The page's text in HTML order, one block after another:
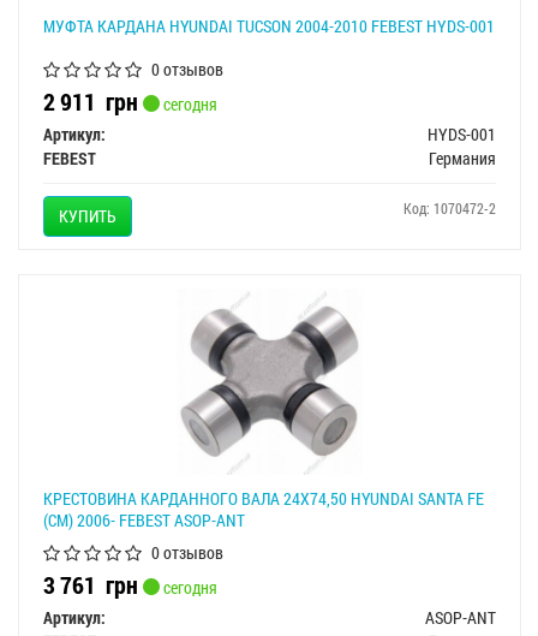
МУФТА КАРДАНА HYUNDAI TUCSON 2004-2010 FEBEST HYDS-001
0 отзывов
2 911 грн
сегодня
Артикул:
HYDS-001
FEBEST
Германия
КУПИТЬ Код: 1070472-2
КРЕСТОВИНА КАРДАННОГО ВАЛА 24X74,50 HYUNDAI SANTA FE
(CM) 2006- FEBEST ASOP-ANT
0 отзывов
3 761 грн
сегодня
Артикул:
ASOP-ANT